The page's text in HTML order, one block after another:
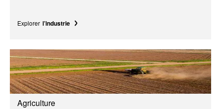
Explorer l’industrie
Agriculture